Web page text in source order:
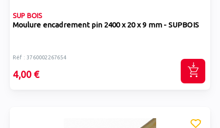
SUP BOIS
Moulure encadrement pin 2400 x 20 x 9 mm - SUPBOIS
Réf : 3760002267654
4,00 €